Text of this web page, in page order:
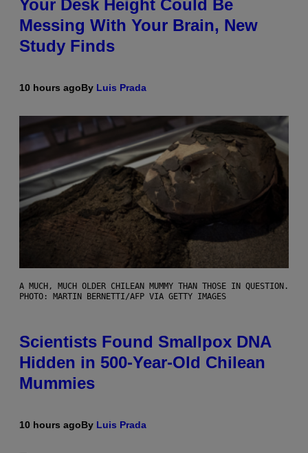
Your Desk Height Could Be
Messing With Your Brain, New
Study Finds
10 hours agoBy Luis Prada
A MUCH, MUCH OLDER CHILEAN MUMMY THAN THOSE IN QUESTION.
PHOTO: MARTIN BERNETTI/AFP VIA GETTY IMAGES
Scientists Found Smallpox DNA
Hidden in 500-Year-Old Chilean
Mummies
10 hours agoBy Luis Prada